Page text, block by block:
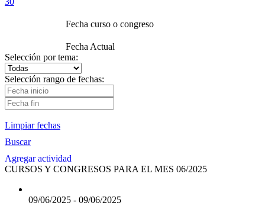
Fecha curso o congreso
Fecha Actual
Selección por tema:
Selección rango de fechas:
Limpiar fechas
Buscar
Agregar actividad
CURSOS Y CONGRESOS PARA EL MES 06/2025
09/06/2025 - 09/06/2025